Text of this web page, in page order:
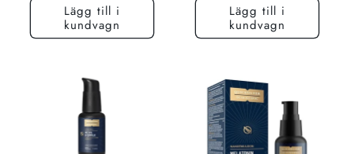
Lägg till i
kundvagn
Lägg till i
kundvagn